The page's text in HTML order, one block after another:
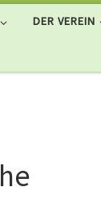
DER VEREIN